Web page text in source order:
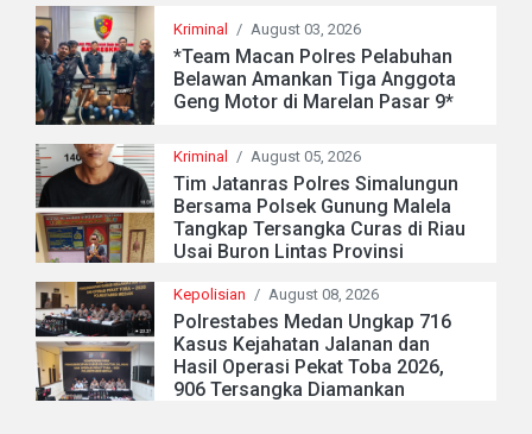
Kriminal / August 03, 2026
*Team Macan Polres Pelabuhan
Belawan Amankan Tiga Anggota
Geng Motor di Marelan Pasar 9*
Kriminal / August 05, 2026
Tim Jatanras Polres Simalungun
Bersama Polsek Gunung Malela
Tangkap Tersangka Curas di Riau
Usai Buron Lintas Provinsi
Kepolisian / August 08, 2026
Polrestabes Medan Ungkap 716
Kasus Kejahatan Jalanan dan
Hasil Operasi Pekat Toba 2026,
906 Tersangka Diamankan